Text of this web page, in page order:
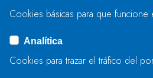
Se produjo un error al
ENVIAR
Cookies básicas para que funcione
Analítica
Cookies para trazar el tráfico del